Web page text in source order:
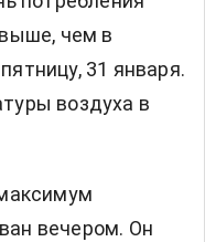
чем в
31 января.
воздуха в
вечером. Он